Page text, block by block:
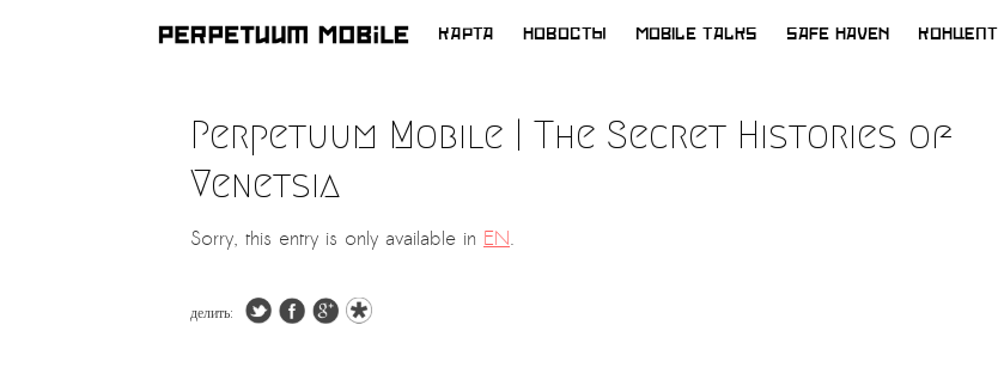
ПЕРЕЙТИ
СОДЕРЖИМОМУ
КАРТА НОВОСТЫ MOBILE TALKS SAFE HAVEN КОНЦЕПТ
Perpetuum Mobile | The Secret Histories of
Venetsia
Sorry, this entry is only available in EN.
делить: